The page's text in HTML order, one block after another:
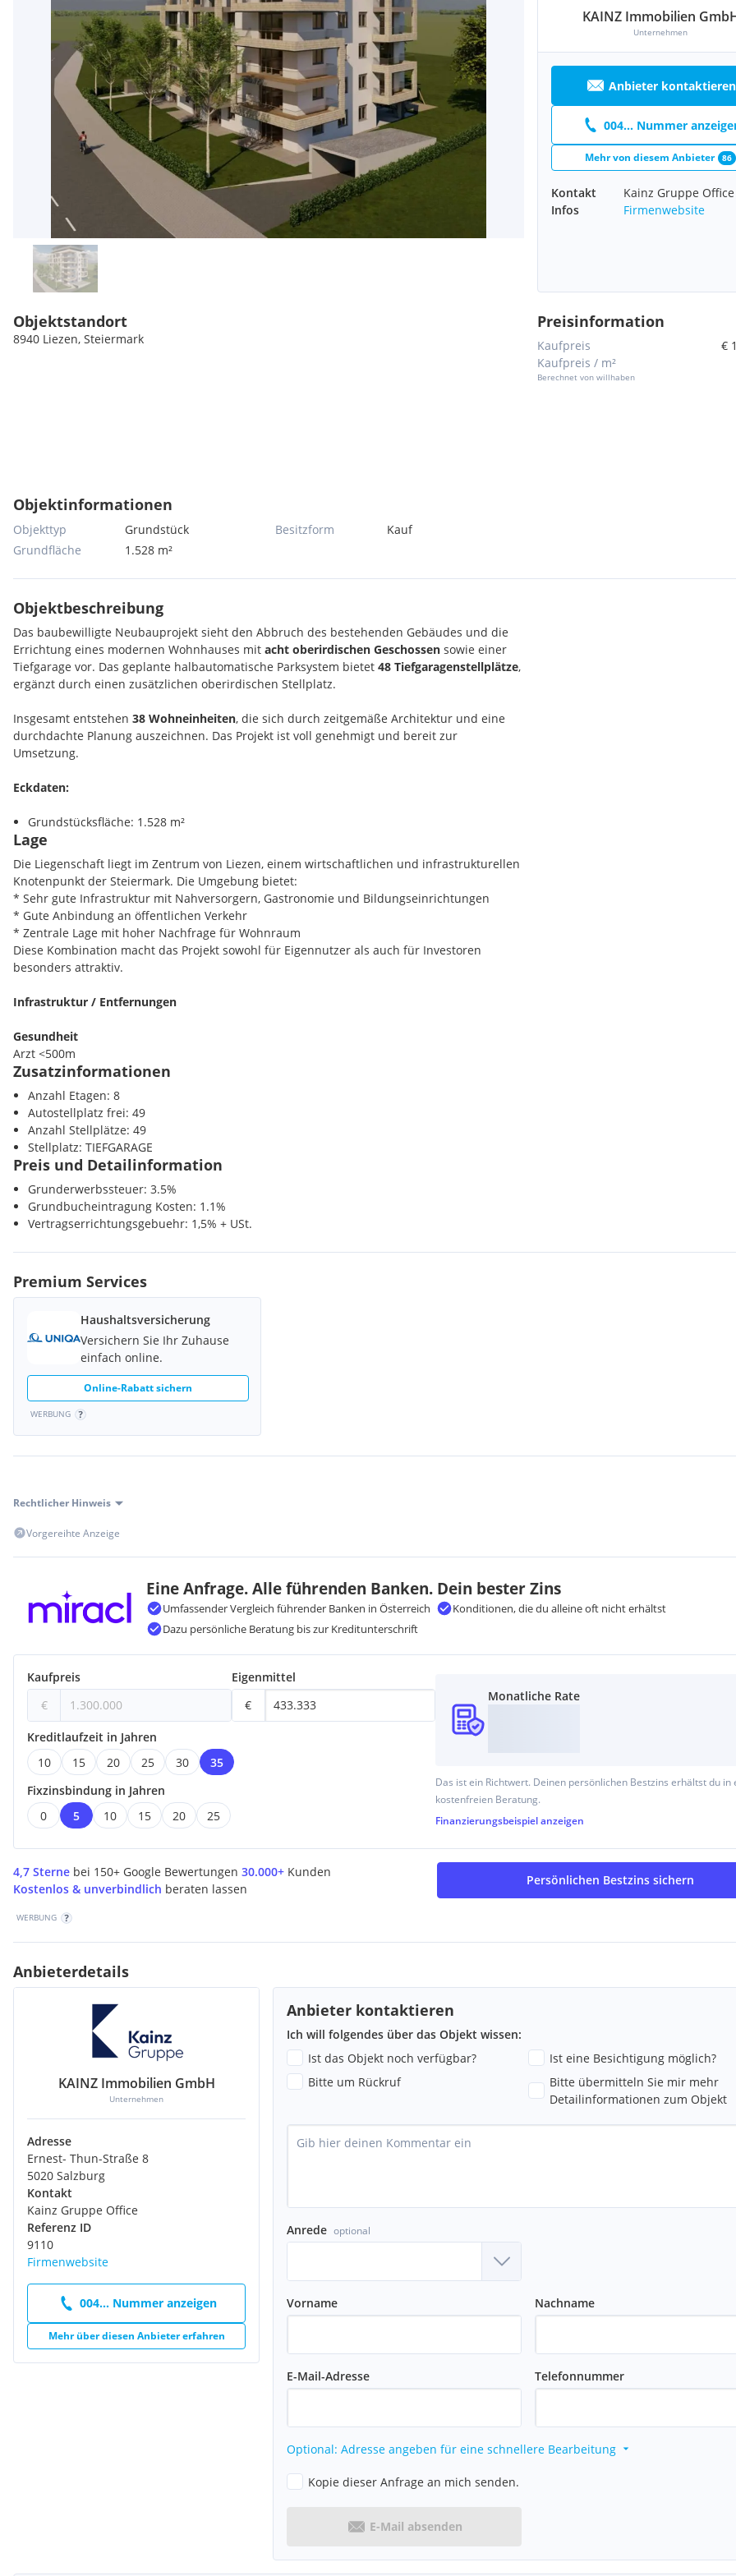
KAINZ Immobilien
Unternehmen
Anbieter kontaktieren
004... Nummer
Mehr von diesem Anbieter 86
Kontakt
Kainz Gruppe Office
Infos
Firmenwebsite
Objektstandort
8940 Liezen, Steiermark
Objektinformationen
Objekttyp
Grundstück
Grundfläche
1.528 m²
Besitzform Kauf
Preisinformation
Kaufpreis
€
Kaufpreis / m²
Berechnet von willhaben
Objektbeschreibung
Das baubewilligte Neubauprojekt sieht den Abbruch des bestehenden Gebäudes und die
Errichtung eines modernen Wohnhauses mit acht oberirdischen Geschossen sowie einer
Tiefgarage vor. Das geplante halbautomatische Parksystem bietet 48 Tiefgaragenstellplätze,
ergänzt durch einen zusätzlichen oberirdischen Stellplatz.
Insgesamt entstehen 38 Wohneinheiten, die sich durch zeitgemäße Architektur und eine
durchdachte Planung auszeichnen. Das Projekt ist voll genehmigt und bereit zur
Umsetzung.
Eckdaten:
Grundstücksfläche: 1.528 m²
GFZ: max. 2,0
Nutzfläche (geplant): ca. 2.413 m²
Widmung: Wohngebiet
Status: baubewilligt
38 Wohnungen
49 Stellplätze (davon 48 TG-Stellplätze mit halbautomatischem Parksystem)
Erwerbsform: Asset Deal
Kaufpreis: EUR 1.300.000,-
Für genauere Informationen und Unterlagen stehen wir Ihnen gerne zur Verfügung.
Lage
Die Liegenschaft liegt im Zentrum von Liezen, einem wirtschaftlichen und infrastrukturellen
Knotenpunkt der Steiermark. Die Umgebung bietet:
* Sehr gute Infrastruktur mit Nahversorgern, Gastronomie und Bildungseinrichtungen
* Gute Anbindung an öffentlichen Verkehr
* Zentrale Lage mit hoher Nachfrage für Wohnraum
Diese Kombination macht das Projekt sowohl für Eigennutzer als auch für Investoren
besonders attraktiv.
Infrastruktur / Entfernungen
Gesundheit
Arzt <500m
Apotheke <500m
Klinik <500m
Kinder / Schulen
Schule <500m
Kindergarten <3000m
Nahversorgung
Supermarkt <500m
Bäckerei <500m
Verkehr
Autobahnanschluss <5000m
Bahnhof <500m
Flughafen <8500m
Bank <500m
Post <500m
Polizei <500m
Zusatzinformationen
Anzahl Etagen: 8
Autostellplatz frei: 49
Anzahl Stellplätze: 49
Stellplatz: TIEFGARAGE
Preis und Detailinformation
Grunderwerbssteuer: 3.5%
Grundbucheintragung Kosten: 1.1%
Vertragserrichtungsgebuehr: 1,5% + USt.
Premium Services
Haushaltsversicherung
Versichern Sie Ihr Zuhause
einfach online.
Online-Rabatt sichern
WERBUNG
Rechtlicher Hinweis
Vorgereihte Anzeige
Eine Anfrage. Alle führenden Banken. Dein bester Zins
Umfassender Vergleich führender Banken in Österreich
Konditionen, die du alleine oft nicht erhältst
Dazu persönliche Beratung bis zur Kreditunterschrift
Kaufpreis
€
Eigenmittel
€
Kreditlaufzeit in Jahren
10
15 20 25 30
35
Fixzinsbindung in Jahren
0
5 10 15 20 25
Monatliche Rate
Das ist ein Richtwert. Deinen persönlichen Bestzins erhältst du in
kostenfreien Beratung.
Finanzierungsbeispielanzeigen
4,7 Sterne bei 150+ Google Bewertungen 30.000+ Kunden
Kostenlos & unverbindlich beraten lassen
Persönlichen Bestzins sichern
WERBUNG
Anbieterdetails
KAINZ Immobilien GmbH
Unternehmen
Adresse
Ernest- Thun-Straße 8
5020 Salzburg
Kontakt
Kainz Gruppe Office
Referenz ID
9110
Firmenwebsite
004... Nummer anzeigen
Mehr über diesen Anbieter erfahren
Anbieter kontaktieren
Ich will folgendes über das Objekt wissen:
Ist das Objekt noch verfügbar?
Ist eine Besichtigung möglich?
Bitte um Rückruf
Bitte übermitteln Sie mir mehr
Detailinformationen zum Objekt
Anrede optional
Vorname Nachname
E-Mail-Adresse Telefonnummer
Optional: Adresse angeben für eine schnellere Bearbeitung
Kopie dieser Anfrage an mich senden.
E-Mail absenden